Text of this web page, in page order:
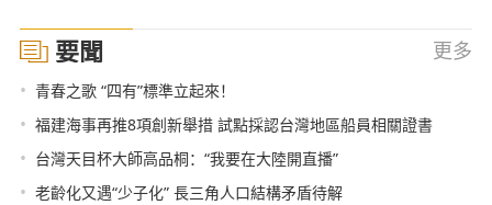
要聞 更多
• 青春之歌 “四有”標準立起來！
• 福建海事再推8項創新舉措 試點採認台灣地區船員相關證書
• 台灣天目杯大師高品桐：“我要在大陸開直播”
• 老齡化又遇“少子化” 長三角人口結構矛盾待解